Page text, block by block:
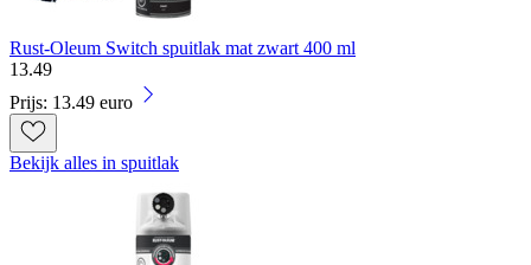
Rust-Oleum Switch spuitlak mat zwart 400 ml
13.49
Prijs: 13.49 euro
Bekijk alles in spuitlak